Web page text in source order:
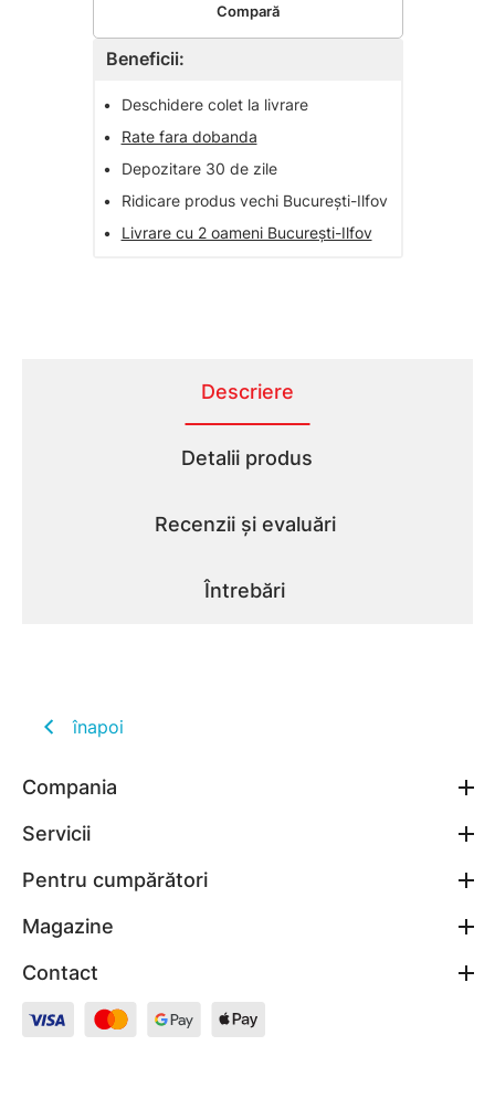
Beneficii:
•
Deschidere colet la livrare
•
Rate fara dobanda
•
Depozitare 30 de zile
•
Ridicare produs vechi București-Ilfov
•
Livrare cu 2 oameni București-Ilfov
Compară
Descriere
Detalii produs
Recenzii și evaluări
Întrebări
înapoi
Compania
Servicii
Pentru cumpărători
Magazine
Contact